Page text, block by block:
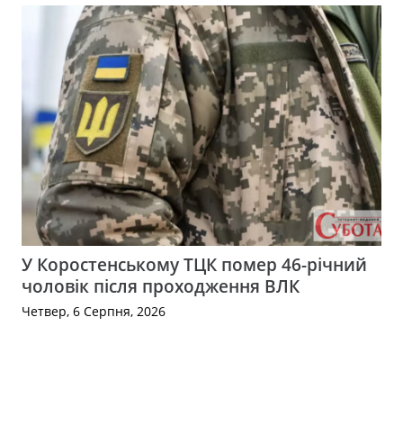
У Коростенському ТЦК помер 46-річний
чоловік після проходження ВЛК
Четвер, 6 Серпня, 2026